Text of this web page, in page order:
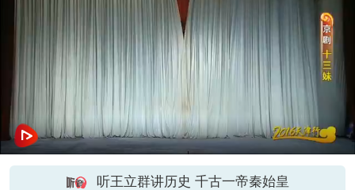
听王立群讲历史 千古一帝秦始皇